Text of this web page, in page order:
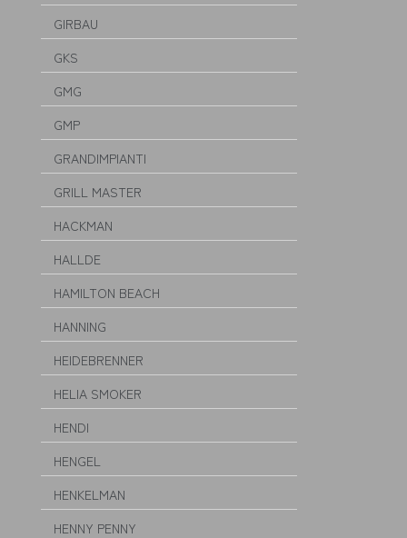
GIRBAU
GKS
GMG
GMP
GRANDIMPIANTI
GRILL MASTER
HACKMAN
HALLDE
HAMILTON BEACH
HANNING
HEIDEBRENNER
HELIA SMOKER
HENDI
HENGEL
HENKELMAN
HENNY PENNY